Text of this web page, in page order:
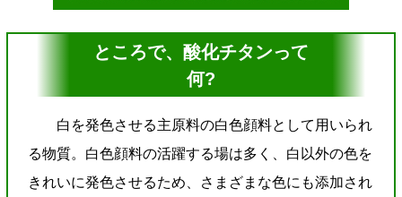
ところで、酸化チタンって
何?
白を発色させる主原料の白色顔料として用いられ
る物質。白色顔料の活躍する場は多く、白以外の色を
きれいに発色させるため、さまざまな色にも添加され